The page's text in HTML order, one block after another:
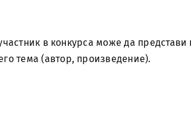
в конкурса може да представи
тема (автор, произведение).